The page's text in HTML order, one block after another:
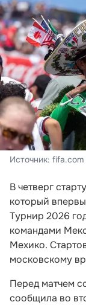
Источник: fifa.com
В четверг
который
Турнир 2026
командами
Мехико.
московскому
Перед матчем
сообщила во